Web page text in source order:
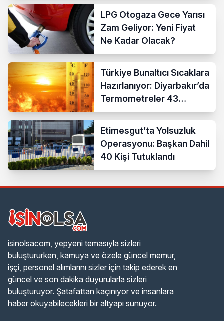
LPG Otogaza Gece Yarısı
Zam Geliyor: Yeni Fiyat
Ne Kadar Olacak?
Türkiye Bunaltıcı Sıcaklara
Hazırlanıyor: Diyarbakır’da
Termometreler 43
Dereceyi Gösterecek
Etimesgut’ta Yolsuzluk
Operasyonu: Başkan Dahil
40 Kişi Tutuklandı
isinolsacom, yepyeni temasıyla sizleri
buluştururken, kamuya ve özele güncel memur,
işçi, personel alımlarını sizler için takip ederek en
güncel ve son dakika duyurularla sizleri
buluşturuyor. Şatafattan kaçınıyor ve insanlara
haber okuyabilecekleri bir altyapı sunuyor.